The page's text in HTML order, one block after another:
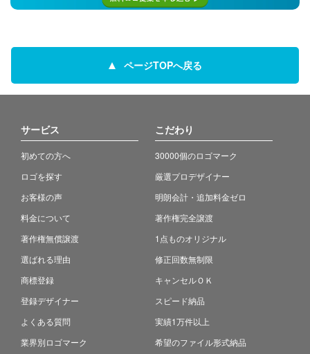
ページTOPへ戻る
サービス
初めての方へ
ロゴを探す
お客様の声
料金について
著作権無償譲渡
選ばれる理由
商標登録
登録デザイナー
よくある質問
業界別ロゴマーク
こだわり
30000個のロゴマーク
厳選プロデザイナー
明朗会計・追加料金ゼロ
著作権完全譲渡
1点ものオリジナル
修正回数無制限
キャンセルＯＫ
スピード納品
実績1万件以上
希望のファイル形式納品